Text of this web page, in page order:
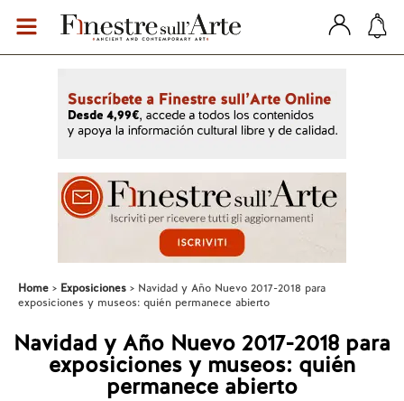
Home Exposiciones
Navidad y Año Nuevo 2017-2018 para
exposiciones y museos: quién permanece abierto
Navidad y Año Nuevo 2017-2018 para
exposiciones y museos: quién
permanece abierto